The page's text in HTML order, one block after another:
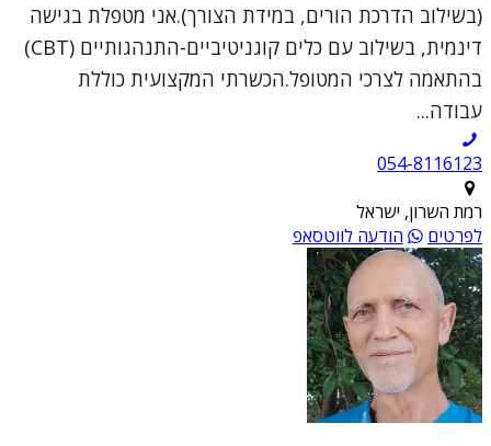
(בשילוב הדרכת הורים, במידת הצורך).אני מטפלת בגישה
דינמית, בשילוב עם כלים קוגניטיביים-התנהגותיים (CBT)
בהתאמה לצרכי המטופל.הכשרתי המקצועית כוללת
עבודה...
054-8116123
רמת השרון, ישראל
לפרטים
הודעה לווטסאפ